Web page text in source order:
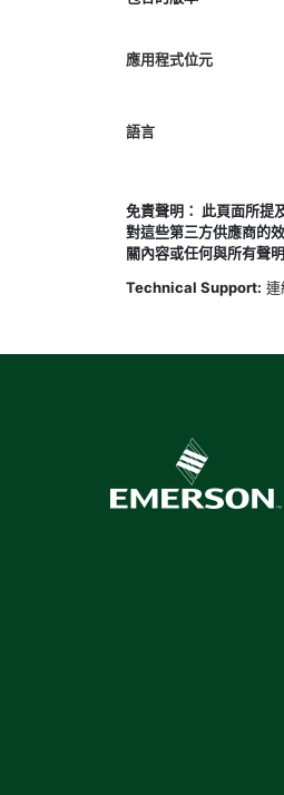
應用程式位元
語言
免責聲明： 此頁面所提
對這些第三方供應商的
關內容或任何與所有聲
Technical Support: 連